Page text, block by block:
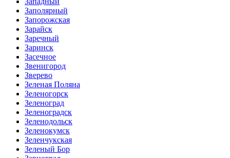
Заполярный
Запорожская
Зарайск
Заречный
Заринск
Засечное
Звенигород
Зверево
Зеленая Поляна
Зеленогорск
Зеленоград
Зеленоградск
Зеленодольск
Зеленокумск
Зеленчукская
Зеленый Бор